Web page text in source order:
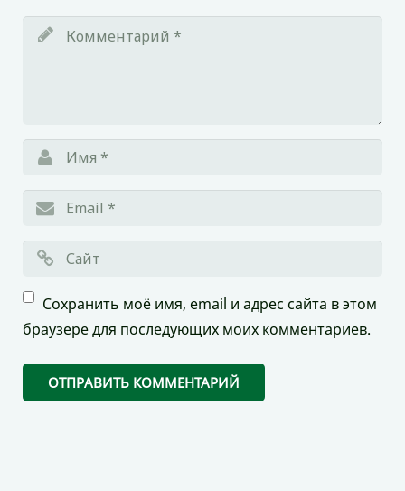
Сохранить моё имя, email и адрес сайта в этом
браузере для последующих моих комментариев.